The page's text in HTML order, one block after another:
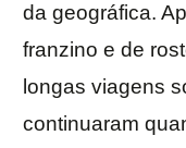
da geográfica.
franzino e de
longas viagens
continuaram